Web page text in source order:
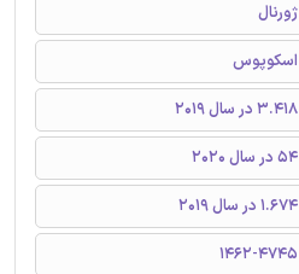
ژورنال
اسکوپوس
3.418 در سال 2019
54 در سال 2020
1.674 در سال 2019
1462-4745